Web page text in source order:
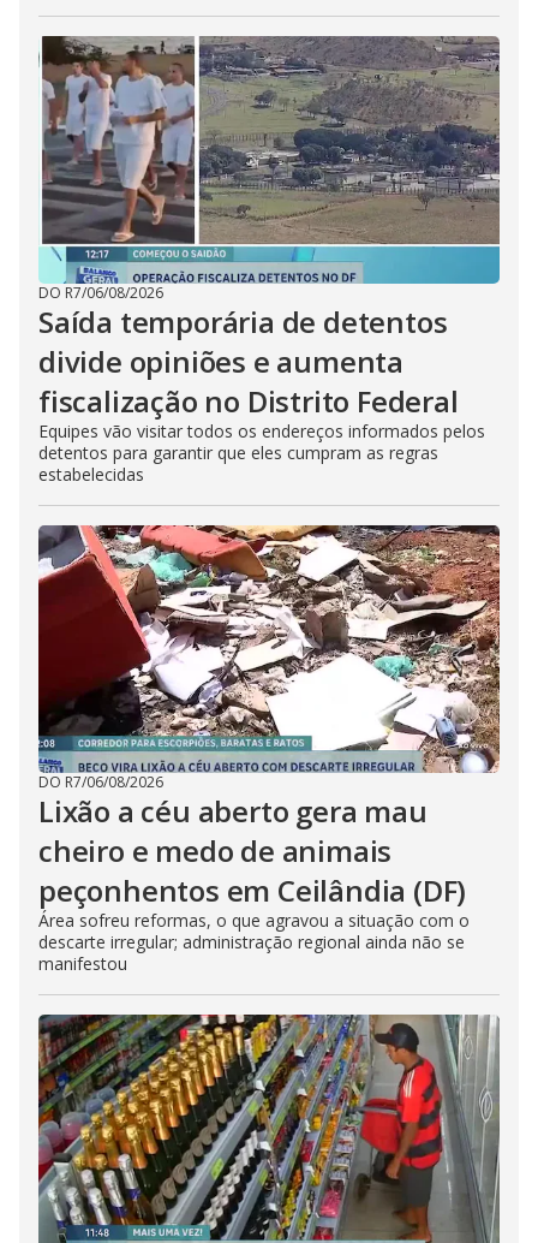
DO R7/06/08/2026
Saída temporária de detentos
divide opiniões e aumenta
fiscalização no Distrito Federal
Equipes vão visitar todos os endereços informados pelos
detentos para garantir que eles cumpram as regras
estabelecidas
DO R7/06/08/2026
Lixão a céu aberto gera mau
cheiro e medo de animais
peçonhentos em Ceilândia (DF)
Área sofreu reformas, o que agravou a situação com o
descarte irregular; administração regional ainda não se
manifestou